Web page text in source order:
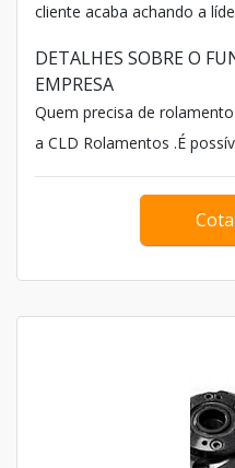
cliente acaba achando a
DETALHES SOBRE O
EMPRESA
Quem precisa de
a CLD Rolamentos .É